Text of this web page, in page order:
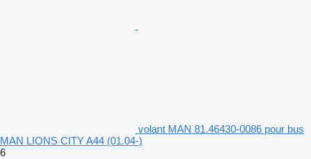
volant MAN 81.46430-0086 pour bus
MAN LIONS CITY A44 (01.04-)
6